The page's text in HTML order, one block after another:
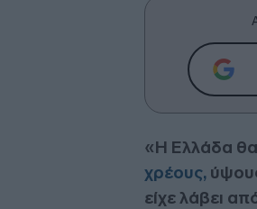
«Η Ελλάδα
χρέους,
είχε λάβει